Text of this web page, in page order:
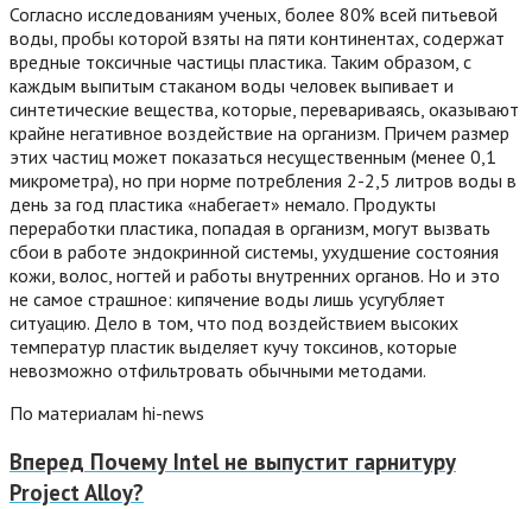
Согласно исследованиям ученых, более 80% всей питьевой
воды, пробы которой взяты на пяти континентах, содержат
вредные токсичные частицы пластика. Таким образом, с
каждым выпитым стаканом воды человек выпивает и
синтетические вещества, которые, перевариваясь, оказывают
крайне негативное воздействие на организм. Причем размер
этих частиц может показаться несущественным (менее 0,1
микрометра), но при норме потребления 2-2,5 литров воды в
день за год пластика «набегает» немало. Продукты
переработки пластика, попадая в организм, могут вызвать
сбои в работе эндокринной системы, ухудшение состояния
кожи, волос, ногтей и работы внутренних органов. Но и это
не самое страшное: кипячение воды лишь усугубляет
ситуацию. Дело в том, что под воздействием высоких
температур пластик выделяет кучу токсинов, которые
невозможно отфильтровать обычными методами.
По материалам hi-news
Вперед Почему Intel не выпустит гарнитуру
Project Alloy?